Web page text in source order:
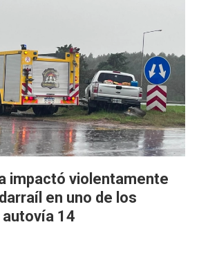
impactó violentamente
en uno de los
14